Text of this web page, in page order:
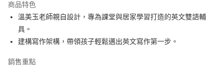
大哥付你分期
相關說明
【大哥付你分期使用說明】
1.本服務由台灣大哥大提供，台灣大哥大用戶可立即使用無須另外申請。
流程，驗證手機門號後，選擇欲分期的期數、繳款截止日，確認付款後即完
AFTEE先享後付
相關說明
商品特色
溫美玉老師親自設計，專為課堂與居家學習打造的英文雙語輔
具。
建構寫作架構，帶領孩子輕鬆邁出英文寫作第一步。
銷售重點